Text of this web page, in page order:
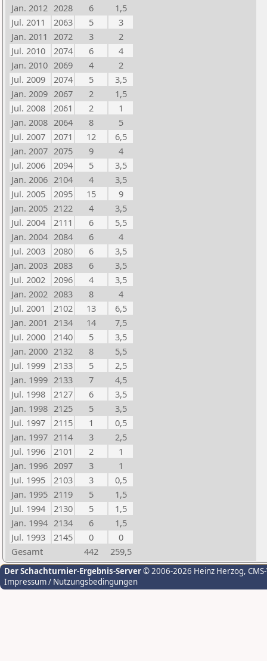
Jan. 2012 2028 6
1,5
Jul. 2011
2063 5
3
Jan. 2011 2072 3
2
Jul. 2010
2074 6
4
Jan. 2010 2069 4
2
Jul. 2009
2074 5
3,5
Jan. 2009 2067 2
1,5
Jul. 2008
2061 2
1
Jan. 2008 2064 8
5
Jul. 2007
2071 12
6,5
Jan. 2007 2075 9
4
Jul. 2006
2094 5
3,5
Jan. 2006 2104 4
3,5
Jul. 2005
2095 15
9
Jan. 2005 2122 4
3,5
Jul. 2004
2111 6
5,5
Jan. 2004 2084 6
4
Jul. 2003
2080 6
3,5
Jan. 2003 2083 6
3,5
Jul. 2002
2096 4
3,5
Jan. 2002 2083 8
4
Jul. 2001
2102 13
6,5
Jan. 2001 2134 14
7,5
Jul. 2000
2140 5
3,5
Jan. 2000 2132 8
5,5
Jul. 1999
2133 5
2,5
Jan. 1999 2133 7
4,5
Jul. 1998
2127 6
3,5
Jan. 1998 2125 5
3,5
Jul. 1997
2115 1
0,5
Jan. 1997 2114 3
2,5
Jul. 1996
2101 2
1
Jan. 1996 2097 3
1
Jul. 1995
2103 3
0,5
Jan. 1995 2119 5
1,5
Jul. 1994
2130 5
1,5
Jan. 1994 2134 6
1,5
Jul. 1993
2145 0
0
Gesamt
442 259,5
Der Schachturnier-Ergebnis-Server© 2006-2026 Heinz Herzog,
Impressum / Nutzungsbedingungen